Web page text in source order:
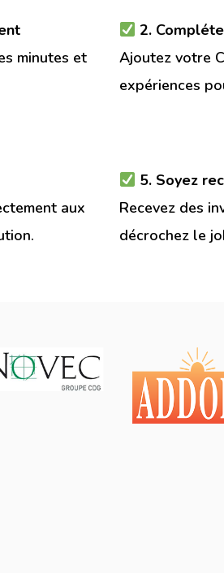
minutes et
2.
Ajoutez votre
expériences
aux
5. Soyez
Recevez des
décrochez le